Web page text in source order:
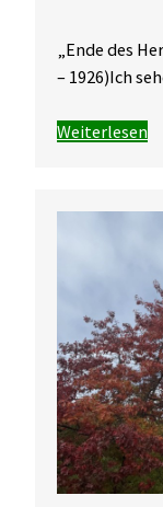
„Ende des
– 1926)Ich
Weiterlesen